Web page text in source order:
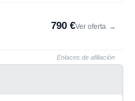
790 €Ver oferta →
Enlaces de afiliación